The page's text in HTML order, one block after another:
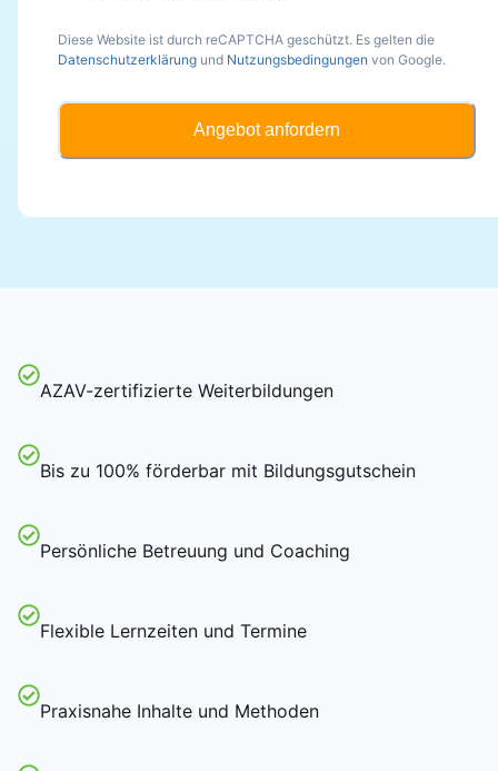
Diese Website ist durch reCAPTCHA geschützt. Es gelten die
Datenschutzerklärung und Nutzungsbedingungen von Google.
Angebot anfordern
AZAV-zertifizierte Weiterbildungen
Bis zu 100% förderbar mit Bildungsgutschein
Persönliche Betreuung und Coaching
Flexible Lernzeiten und Termine
Praxisnahe Inhalte und Methoden